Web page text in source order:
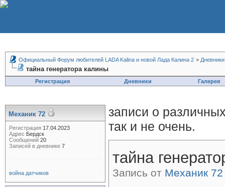
Официальный Форум любителей LADA Kalina и новой Лада Калина 2 > Дневники
тайна генератора калины
Регистрация Дневники Галерея
записи о
так и не очень.
тайна
Запись от Механик 72
Механик 72
Регистрация 17.04.2023
Адрес Бердск
Сообщений 20
Записей в дневнике 7
война датчиков